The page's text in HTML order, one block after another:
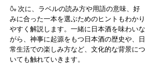
🍶 次に、ラベルの読み方や用語の意味、好
みに合った一本を選ぶためのヒントもわかり
やすく解説します。一緒に日本酒を味わいな
がら、神事に起源をもつ日本酒の歴史や、日
常生活での楽しみ方など、文化的な背景につ
いても触れていきます。